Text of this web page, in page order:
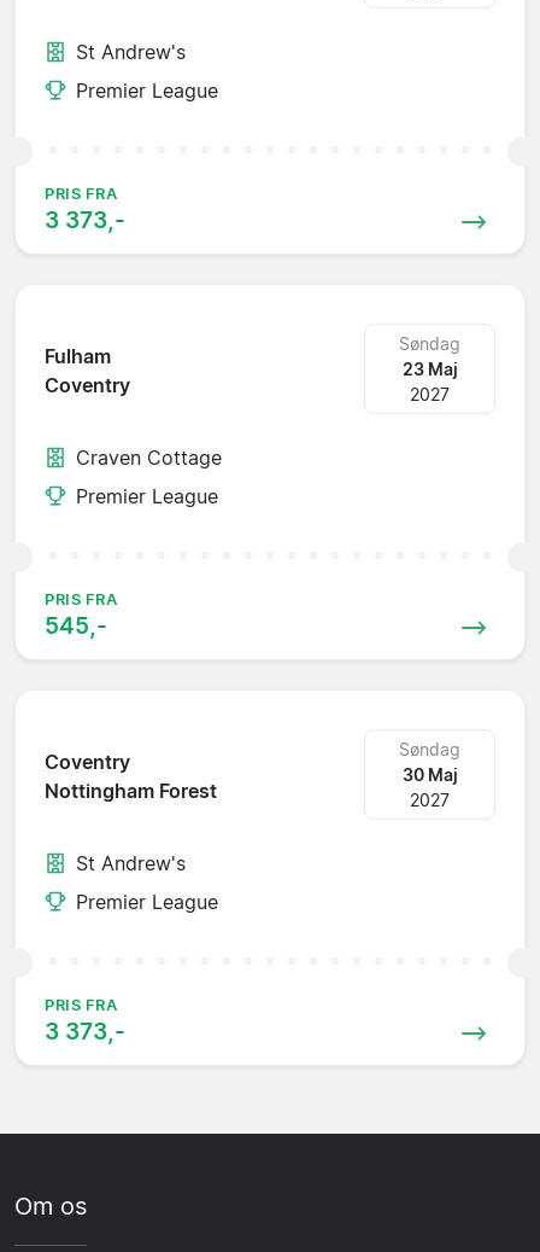
St Andrew's
Premier League
PRIS FRA
3 373,-
Fulham
Coventry
Søndag
23 Maj
2027
Craven Cottage
Premier League
PRIS FRA
545,-
Coventry
Nottingham Forest
Søndag
30 Maj
2027
St Andrew's
Premier League
PRIS FRA
3 373,-
Om os